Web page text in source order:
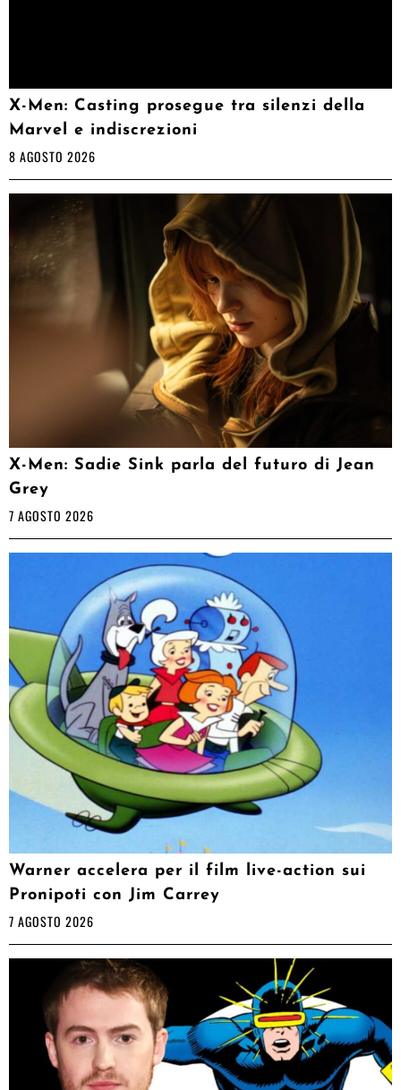
X-Men: Casting prosegue tra silenzi della
Marvel e indiscrezioni
8 AGOSTO 2026
X-Men: Sadie Sink parla del futuro di Jean
Grey
7 AGOSTO 2026
Warner accelera per il film live-action sui
Pronipoti con Jim Carrey
7 AGOSTO 2026